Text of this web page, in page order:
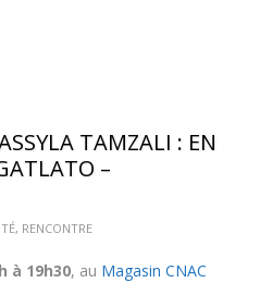
TAMZALI : EN
–
, RENCONTRE
à 19h30, au Magasin CNAC